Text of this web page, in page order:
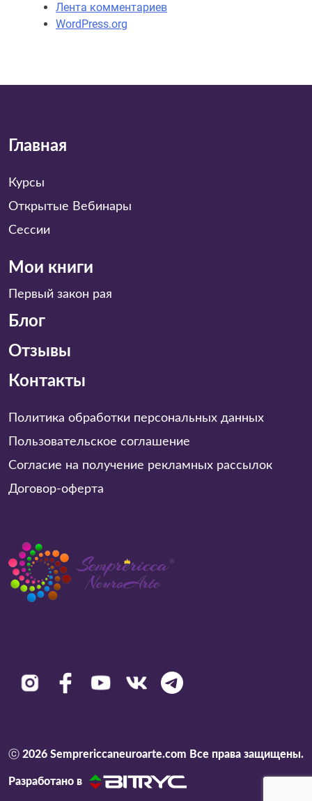
Лента комментариев
WordPress.org
Главная
Курсы
Открытые Вебинары
Сессии
Мои книги
Первый закон рая
Блог
Отзывы
Контакты
Политика обработки персональных данных
Пользовательское соглашение
Согласие на получение рекламных рассылок
Договор-оферта
ⓒ 2026 Semprericcaneuroarte.com Все права защищены.
Разработано в